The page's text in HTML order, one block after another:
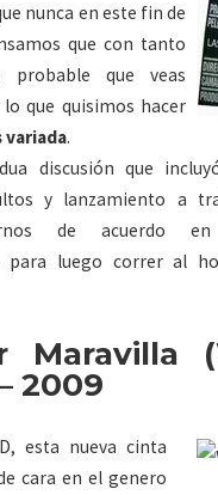
nunca en este fin de
que con tanto
que veas
que quisimos hacer
variada.
discusión que
y lanzamiento a
de acuerdo
para luego correr al
Maravilla
2009
esta nueva cinta
cara en el genero